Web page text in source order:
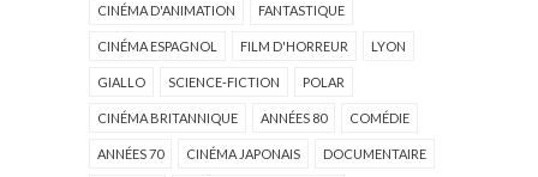
CINÉMA D'ANIMATION FANTASTIQUE
CINÉMA ESPAGNOL FILM D'HORREUR LYON
GIALLO SCIENCE-FICTION POLAR
CINÉMA BRITANNIQUE ANNÉES 80 COMÉDIE
ANNÉES 70 CINÉMA JAPONAIS DOCUMENTAIRE